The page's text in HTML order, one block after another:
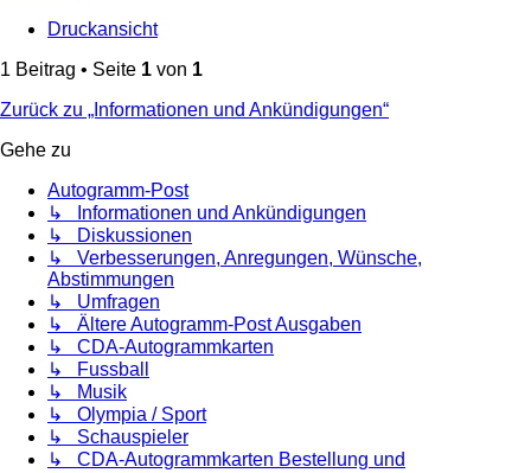
Druckansicht
1 Beitrag • Seite 1 von 1
Zurück zu „Informationen und Ankündigungen“
Gehe zu
Autogramm-Post
↳ Informationen und Ankündigungen
↳ Diskussionen
↳ Verbesserungen, Anregungen, Wünsche,
Abstimmungen
↳ Umfragen
↳ Ältere Autogramm-Post Ausgaben
↳ CDA-Autogrammkarten
↳ Fussball
↳ Musik
↳ Olympia / Sport
↳ Schauspieler
↳ CDA-Autogrammkarten Bestellung und